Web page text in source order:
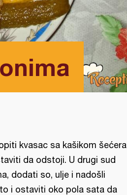
kvasac sa kašikom šećera
da odstoji. U drugi sud
dodati so, ulje i nadošli
i ostaviti oko pola sata da